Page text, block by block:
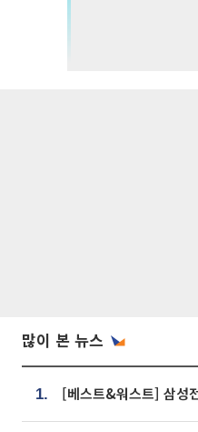
많이 본 뉴스
1.